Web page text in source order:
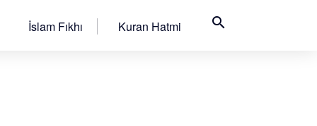
İslam Fıkhı Kuran Hatmi search